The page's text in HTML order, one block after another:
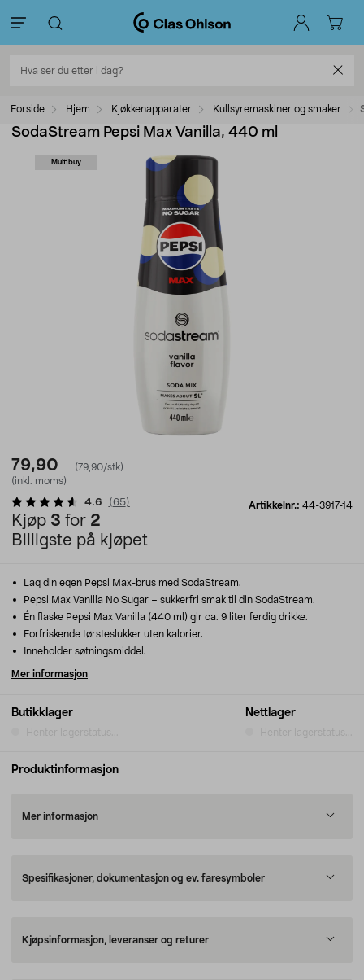
Forside Hjem Kjøkkenapparater Kullsyremaskiner og smaker
SodaStream Pepsi Max Vanilla, 440 ml
Multibuy
79,90
(79,90/stk)
(inkl. moms)
Artikkelnr.: 44-3917-14
4.6 (65)
Kjøp 3 for 2
Billigste på kjøpet
Butikklager
Henter lagerstatus...
Nettlager
Henter lagerstatus...
Lag din egen Pepsi Max-brus med SodaStream.
Pepsi Max Vanilla No Sugar – sukkerfri smak til din SodaStream.
Én flaske Pepsi Max Vanilla (440 ml) gir ca. 9 liter ferdig drikke.
Forfriskende tørsteslukker uten kalorier.
Inneholder søtningsmiddel.
Mer informasjon
Produktinformasjon
Mer informasjon
Spesifikasjoner, dokumentasjon og ev. faresymboler
Kjøpsinformasjon, leveranser og returer